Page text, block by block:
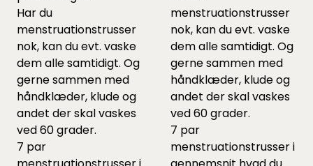
Har du
menstruationstrusser
nok, kan du evt. vaske
dem alle samtidigt. Og
gerne sammen med
håndklæder, klude og
andet der skal vaskes
ved 60 grader.
7 par
menstruationstrusser
nok, kan du evt. vaske
dem alle samtidigt. Og
gerne sammen med
håndklæder, klude og
andet der skal vaskes
ved 60 grader.
7 par
menstruationstrusser i